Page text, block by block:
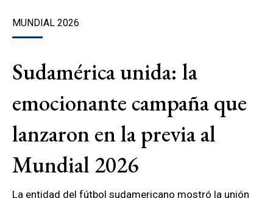
MUNDIAL 2026
Sudamérica unida: la
emocionante campaña que
lanzaron en la previa al
Mundial 2026
La entidad del fútbol sudamericano mostró la unión